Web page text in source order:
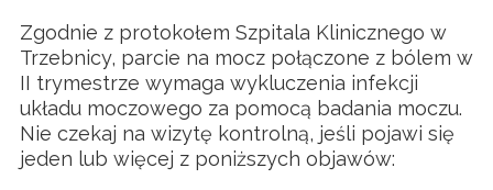
Zgodnie z protokołem Szpitala Klinicznego w
Trzebnicy, parcie na mocz połączone z bólem w
II trymestrze wymaga wykluczenia infekcji
układu moczowego za pomocą badania moczu.
Nie czekaj na wizytę kontrolną, jeśli pojawi się
jeden lub więcej z poniższych objawów: